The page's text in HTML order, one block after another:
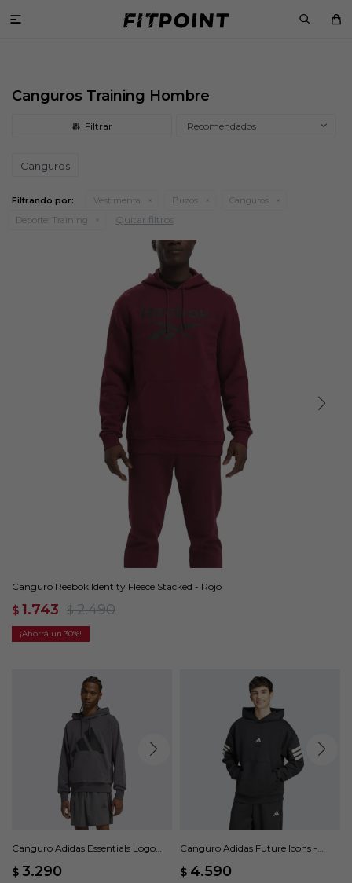

Canguros Training Hombre
Recomendados
Canguros
Filtrando por: Vestimenta Buzos
Canguros
Deporte: Training Quitar filtros
Canguro Reebok Identity Fleece Stacked - Rojo
$ 1.743 $ 2.490
30
Canguro Adidas Essentials Logo
$ 3.290
Canguro Adidas Future Icons -
$ 4.590